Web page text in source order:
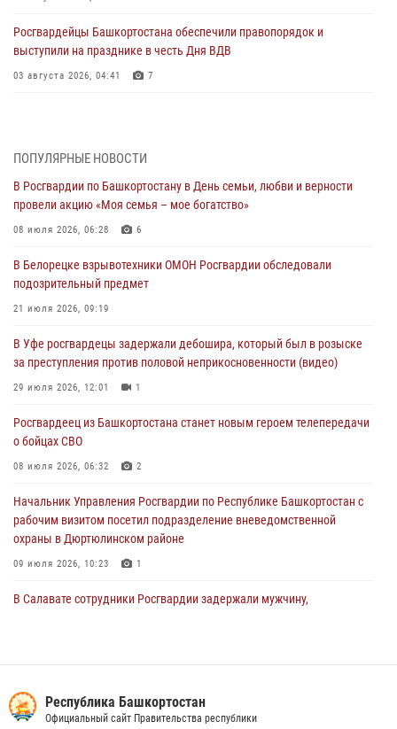
Росгвардейцы Башкортостана обеспечили правопорядок и
выступили на празднике в честь Дня ВДВ
03 августа 2026, 04:41 7
03 августа 2026, 04:30 8
В Башкирии росгвардейцы провели волейбольный турнир на
открытом воздухе
03 августа 2026, 04:29
В Уфе росгвардейцы по горячим следам задержали
подозреваемого в открытом хищении из аптеки (видео)
03 августа 2026, 04:15
Начальник отделения учёта и комплектования Росгвардии
Башкортостана ответил на вопросы граждан
30 июля 2026, 12:54
В Уфе росгвардецы задержали дебошира, который был в розыске
за преступления против половой неприкосновенности (видео)
29 июля 2026, 12:01 1
ПОПУЛЯРНЫЕ НОВОСТИ
В Росгвардии по Башкортостану в День семьи, любви и верности
провели акцию «Моя семья – мое богатство»
08 июля 2026, 06:28 6
В Белорецке взрывотехники ОМОН Росгвардии обследовали
подозрительный предмет
21 июля 2026, 09:19
В Уфе росгвардецы задержали дебошира, который был в розыске
за преступления против половой неприкосновенности (видео)
29 июля 2026, 12:01 1
Росгвардеец из Башкортостана станет новым героем телепередачи
о бойцах СВО
08 июля 2026, 06:32 2
Начальник Управления Росгвардии по Республике Башкортостан с
рабочим визитом посетил подразделение вневедомственной
охраны в Дюртюлинском районе
09 июля 2026, 10:23 1
В Салавате сотрудники Росгвардии задержали мужчину,
Росгвардии и фондом «Защитники Отечества»
16 июля 2026, 07:20 5
Республика Башкортостан
Официальный сайт Правительства республики